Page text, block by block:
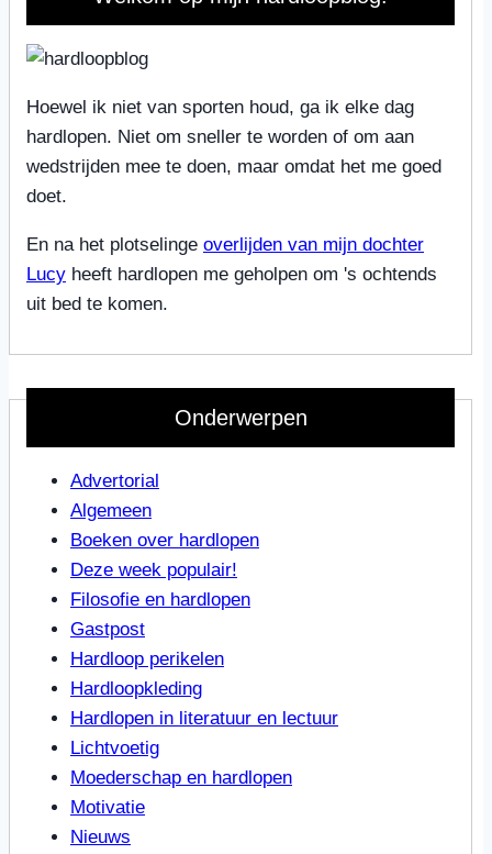
Hoewel ik niet van sporten houd, ga ik elke dag
hardlopen. Niet om sneller te worden of om aan
wedstrijden mee te doen, maar omdat het me goed
doet.
En na het plotselinge overlijden van mijn dochter
Lucy heeft hardlopen me geholpen om 's ochtends
uit bed te komen.
Onderwerpen
Advertorial
Algemeen
Boeken over hardlopen
Deze week populair!
Filosofie en hardlopen
Gastpost
Hardloop perikelen
Hardloopkleding
Hardlopen in literatuur en lectuur
Lichtvoetig
Moederschap en hardlopen
Motivatie
Nieuws